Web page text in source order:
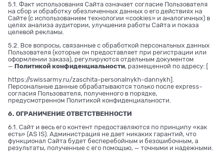
5.1. Факт использования Сайта означает согласие Пользователя
на сбор и обработку обезличенных данных о его действиях на
Сайте (с использованием технологии «cookies» и аналогичных) в
целях анализа аудитории, улучшения работы Сайта и показа
целевой рекламы.
5.2. Все вопросы, связанные с обработкой персональных данных
Пользователя (которые он предоставляет при регистрации или
оформлении заказа), регулируются отдельным документом
— Политикой конфиденциальности, размещенной по адресу: [
https://swissarmy.ru/zaschita-personalnykh-dannykh].
Персональные данные обрабатываются только после express-
согласия Пользователя, полученного в порядке,
предусмотренном Политикой конфиденциальности.
6. ОГРАНИЧЕНИЕ ОТВЕТСТВЕННОСТИ
6.1. Сайт и весь его контент предоставляются по принципу «как
есть» (AS IS). Администрация не дает никаких гарантий, что
функционал Сайта будет бесперебойным и безошибочным, а
результаты, полученные с его помощью, — точными и надежными.